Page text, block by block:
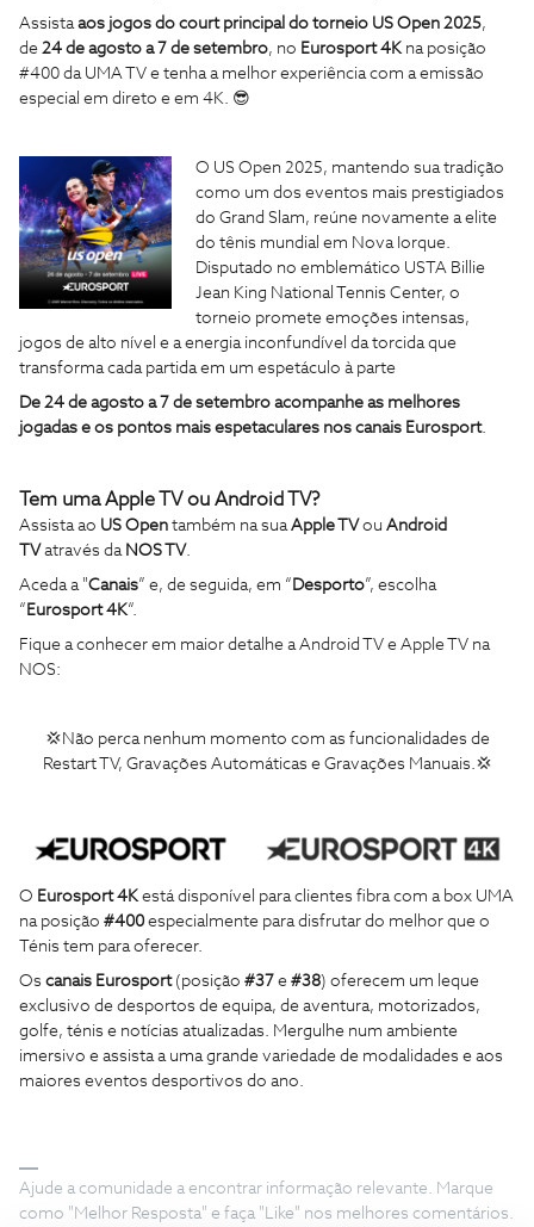
Assistaaos jogos do court principal do torneio US Open 2025,
de 24 de agosto a 7 de setembro, no Eurosport 4Kna posição
#400 da UMA TV e tenha a melhor experiência com a emissão
especial em direto e em 4K. 😎
O US Open 2025, mantendo sua tradição
como um dos eventos mais prestigiados
do Grand Slam, reúne novamente a elite
do tênis mundial em Nova Iorque.
Disputado no emblemático USTA Billie
Jean King National Tennis Center, o
torneio promete emoções intensas,
jogos de alto nível e a energia inconfundível da torcida que
transforma cada partida em um espetáculo à parte
De 24 de agosto a 7 de setembro acompanhe as melhores
jogadas e os pontos mais espetaculares nos canais Eurosport.
Tem uma Apple TV ou Android TV?
Assista ao US Open também na suaApple TV ou Android
TV através da NOS TV.
Aceda a "Canais” e, de seguida, em “ Desporto”, escolha
“ Eurosport 4K“.
Fique a conhecer em maior detalhe a Android TV e Apple TV na
NOS:
💢Não perca nenhum momento com as funcionalidades de
Restart TV, Gravações Automáticas e Gravações Manuais.💢
O Eurosport 4Kestá disponível para clientes fibra com a box UMA
na posição #400 especialmente para disfrutar do melhor que o
Ténis tem para oferecer.
Os canais Eurosport(posição #37 e #38) oferecem um leque
exclusivo de desportos de equipa, de aventura, motorizados,
golfe, ténis e notícias atualizadas. Mergulhe num ambiente
imersivo e assista a uma grande variedade de modalidades e aos
maiores eventos desportivos do ano.
Ajude a comunidade a encontrar informação relevante. Marque
como "Melhor Resposta" e faça "Like" nos melhores comentários.